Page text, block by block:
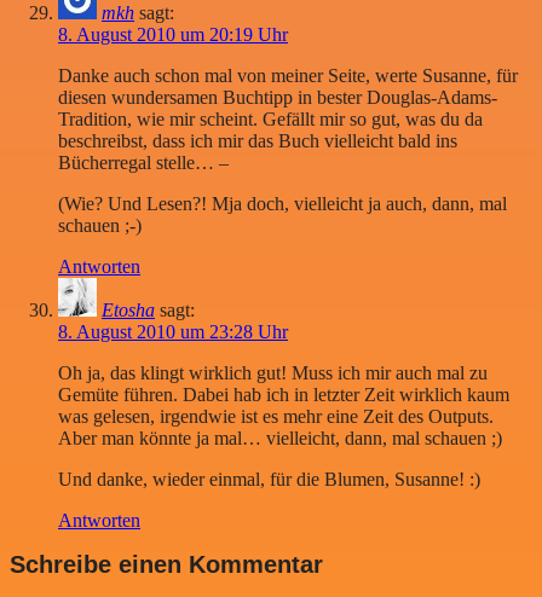
mkh sagt:
8. August 2010 um 20:19 Uhr
Danke auch schon mal von meiner Seite, werte Susanne, für
diesen wundersamen Buchtipp in bester Douglas-Adams-
Tradition, wie mir scheint. Gefällt mir so gut, was du da
beschreibst, dass ich mir das Buch vielleicht bald ins
Bücherregal stelle… –
(Wie? Und Lesen?! Mja doch, vielleicht ja auch, dann, mal
schauen ;-)
Antworten
Etosha sagt:
8. August 2010 um 23:28 Uhr
Oh ja, das klingt wirklich gut! Muss ich mir auch mal zu
Gemüte führen. Dabei hab ich in letzter Zeit wirklich kaum
was gelesen, irgendwie ist es mehr eine Zeit des Outputs.
Aber man könnte ja mal… vielleicht, dann, mal schauen ;)
Und danke, wieder einmal, für die Blumen, Susanne! :)
Antworten
Schreibe einen Kommentar